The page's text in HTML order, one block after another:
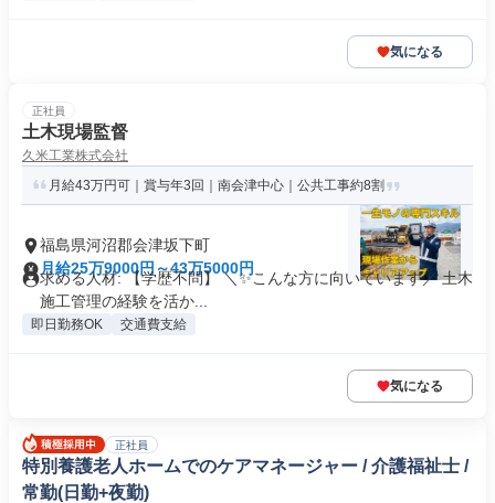
気になる
正社員
土木現場監督
久米工業株式会社
月給43万円可｜賞与年3回｜南会津中心｜公共工事約8割
福島県河沼郡会津坂下町
月給25万9000円～43万5000円
求める人材: 【学歴不問】 ＼✨こんな方に向いています／ 土木
施工管理の経験を活か...
即日勤務OK 交通費支給
気になる
正社員
特別養護老人ホームでのケアマネージャー / 介護福祉士 /
常勤(日勤+夜勤)